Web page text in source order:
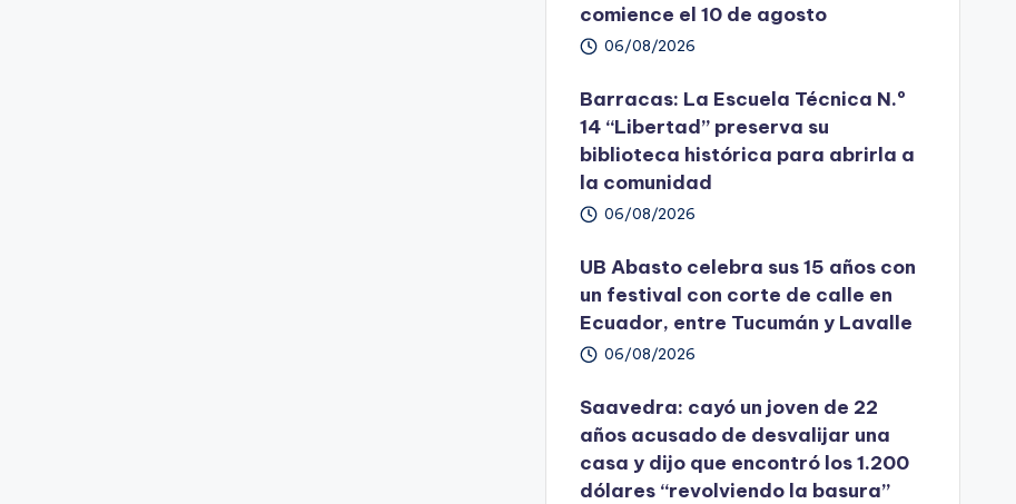
comience el 10 de agosto
06/08/2026
Barracas: La Escuela Técnica N.º
14 “Libertad” preserva su
biblioteca histórica para abrirla a
la comunidad
06/08/2026
UB Abasto celebra sus 15 años con
un festival con corte de calle en
Ecuador, entre Tucumán y Lavalle
06/08/2026
Saavedra: cayó un joven de 22
años acusado de desvalijar una
casa y dijo que encontró los 1.200
dólares “revolviendo la basura”